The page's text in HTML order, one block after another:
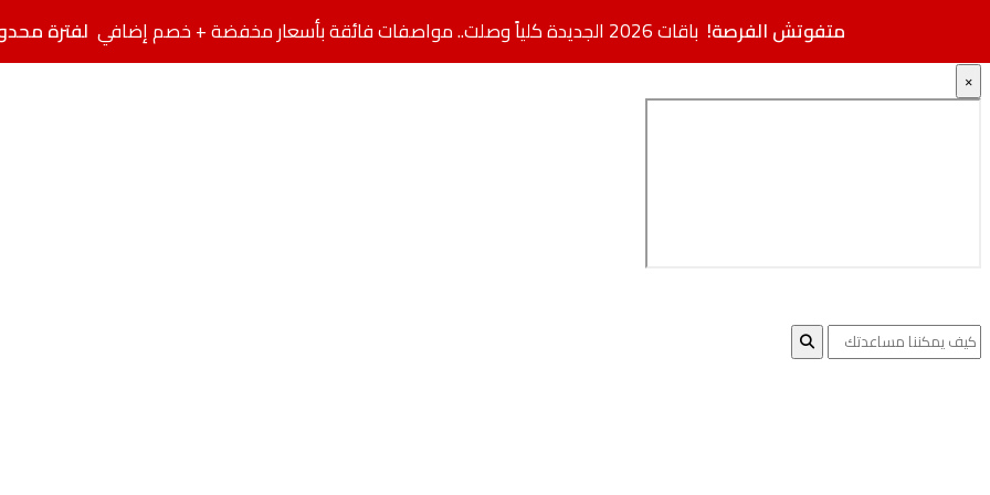
×
متفوتش الفرصة! باقات 2026 الجديدة كلياً وصلت.. مواصفات فائقة بأسعار مخفضة + خصم إضافي لفترة